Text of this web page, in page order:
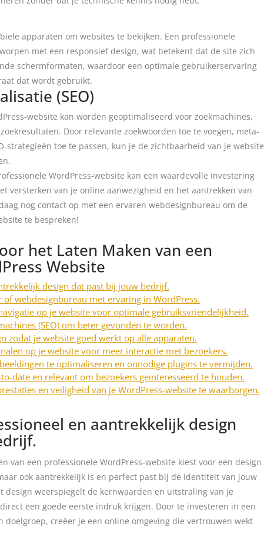
apparaten om websites te bekijken. Een professionele
met een responsief design, wat betekent dat de site zich
schermformaten, waardoor een optimale gebruikerservaring
dat wordt gebruikt.
(SEO)
website kan worden geoptimaliseerd voor zoekmachines,
Door relevante zoekwoorden toe te voegen, meta-
strategieën toe te passen, kun je de zichtbaarheid van je website
WordPress-website kan een waardevolle investering
versterken van je online aanwezigheid en het aantrekken van
nog contact op met een ervaren webdesignbureau om de
te bespreken!
het Laten Maken van een
Website
design dat past bij jouw bedrijf.
webdesignbureau met ervaring in WordPress.
op je website voor optimale gebruiksvriendelijkheid.
(SEO) om beter gevonden te worden.
zodat je website goed werkt op alle apparaten.
op je website voor meer interactie met bezoekers.
te optimaliseren en onnodige plugins te vermijden.
date en relevant om bezoekers geïnteresseerd te houden.
en veiligheid van je WordPress-website te waarborgen.
en aantrekkelijk design
van een professionele WordPress-website kiest voor een design
ook aantrekkelijk is en perfect past bij de identiteit van jouw
design weerspiegelt de kernwaarden en uitstraling van je
een goede eerste indruk krijgen. Door te investeren in een
creëer je een online omgeving die vertrouwen wekt